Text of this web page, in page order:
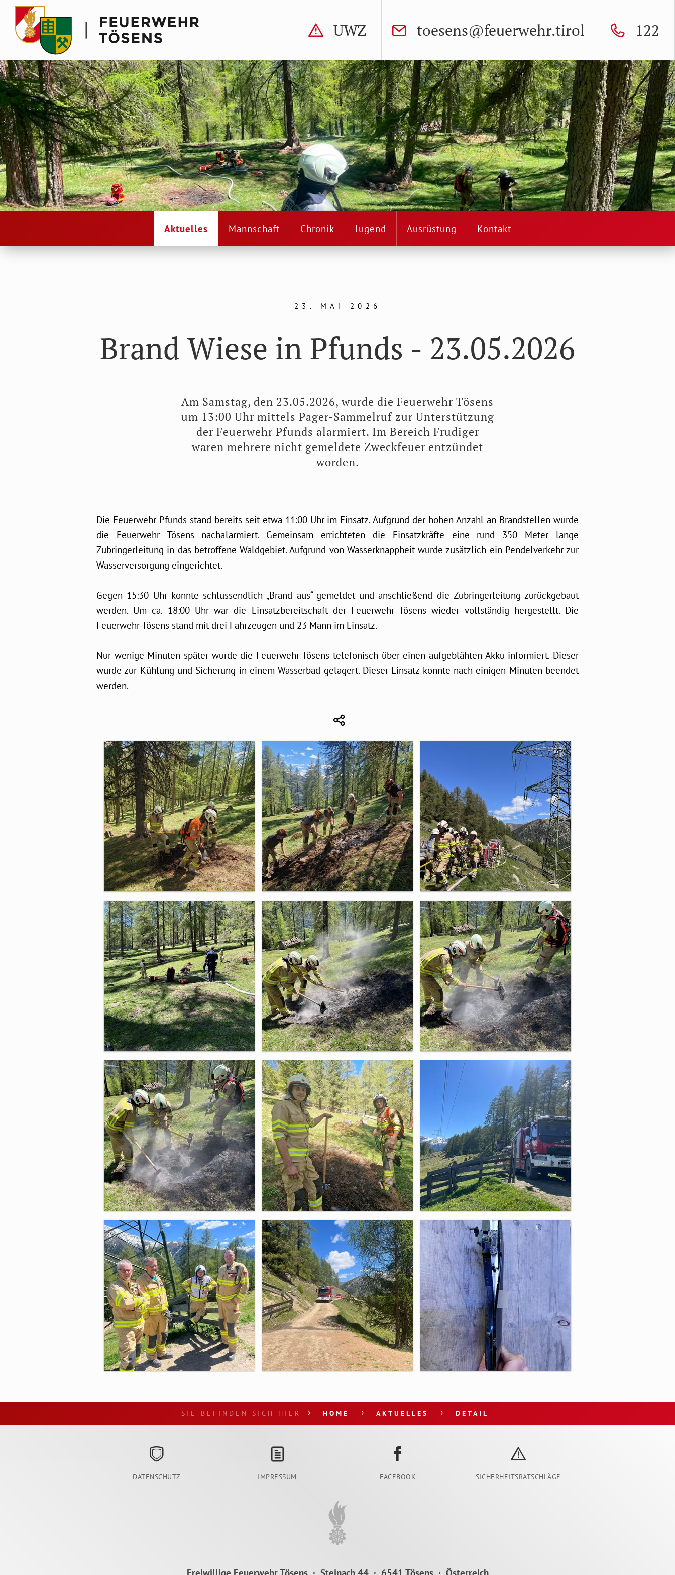
UWZ toesens@feuerwehr.tirol 122
Aktuelles Mannschaft Chronik Jugend Ausrüstung Kontakt
23. MAI 2026
Brand Wiese in Pfunds - 23.05.2026
Am Samstag, den 23.05.2026, wurde die Feuerwehr Tösens
um 13:00 Uhr mittels Pager-Sammelruf zur Unterstützung
der Feuerwehr Pfunds alarmiert. Im Bereich Frudiger
waren mehrere nicht gemeldete Zweckfeuer entzündet
worden.
Die Feuerwehr Pfunds stand bereits seit etwa 11:00 Uhr im Einsatz. Aufgrund der hohen Anzahl an Brandstellen wurde
die Feuerwehr Tösens nachalarmiert. Gemeinsam errichteten die Einsatzkräfte eine rund 350 Meter lange
Zubringerleitung in das betroffene Waldgebiet. Aufgrund von Wasserknappheit wurde zusätzlich ein Pendelverkehr zur
Wasserversorgung eingerichtet.
Gegen 15:30 Uhr konnte schlussendlich „Brand aus“ gemeldet und anschließend die Zubringerleitung zurückgebaut
werden. Um ca. 18:00 Uhr war die Einsatzbereitschaft der Feuerwehr Tösens wieder vollständig hergestellt. Die
Feuerwehr Tösens stand mit drei Fahrzeugen und 23 Mann im Einsatz.
Nur wenige Minuten später wurde die Feuerwehr Tösens telefonisch über einen aufgeblähten Akku informiert. Dieser
wurde zur Kühlung und Sicherung in einem Wasserbad gelagert. Dieser Einsatz konnte nach einigen Minuten beendet
werden.
SIE BEFINDEN SICH HIER HOME AKTUELLES DETAIL
DATENSCHUTZ IMPRESSUM FACEBOOK SICHERHEITSRATSCHLÄGE